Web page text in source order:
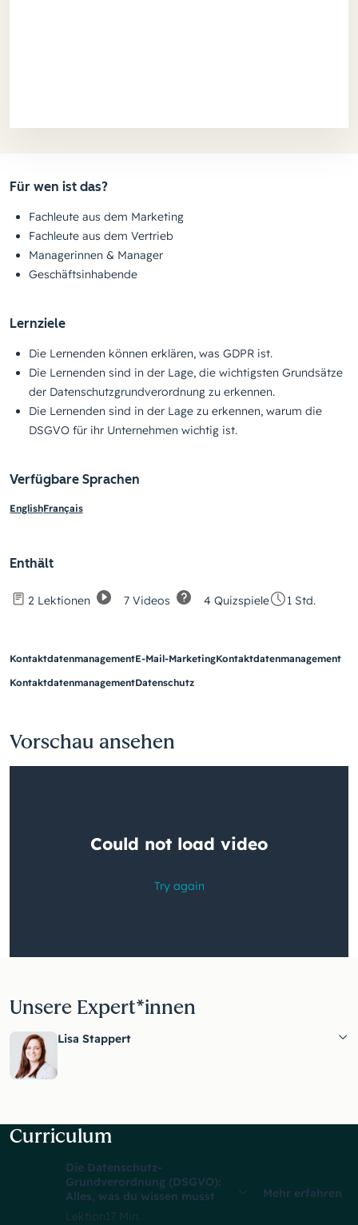
Für wen ist das?
Fachleute aus dem Marketing
Fachleute aus dem Vertrieb
Managerinnen & Manager
Geschäftsinhabende
Lernziele
Die Lernenden können erklären, was GDPR ist.
Die Lernenden sind in der Lage, die wichtigsten Grundsätze
der Datenschutzgrundverordnung zu erkennen.
Die Lernenden sind in der Lage zu erkennen, warum die
DSGVO für ihr Unternehmen wichtig ist.
Verfügbare Sprachen
EnglishFrançais
Enthält
2 Lektionen 7 Videos 4 Quizspiele 1 Std.
KontaktdatenmanagementE-Mail-MarketingKontaktdatenmanagement
KontaktdatenmanagementDatenschutz
Vorschau ansehen
Unsere Expert*innen
Lisa Stappert
Curriculum
Die Datenschutz-
Grundverordnung (DSGVO):
Alles, was du wissen musst
Lektion17 Min.
Mehr erfahren